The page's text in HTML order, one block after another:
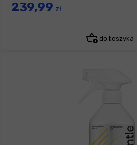
239,99 zł
do koszyka